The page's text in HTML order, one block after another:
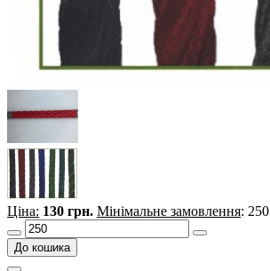
Ціна: 130 грн. Мінімальне замовлення: 250
До кошика